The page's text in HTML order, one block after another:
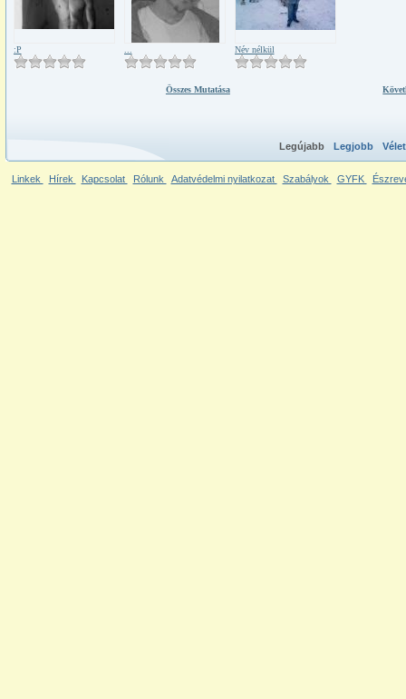
:P Név nélkül
Összes Mutatása
Legújabb Legjobb
Linkek Hírek Kapcsolat Rólunk Adatvédelmi nyilatkozat Szabályok GYFK